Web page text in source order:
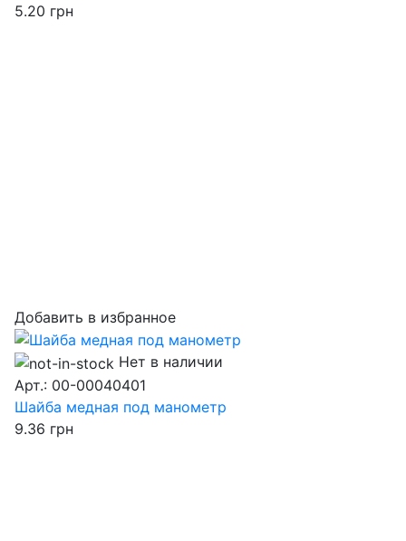
5.20 грн
Добавить в избранное
Нет в наличии
Арт.: 00-00040401
Шайба медная под манометр
9.36 грн